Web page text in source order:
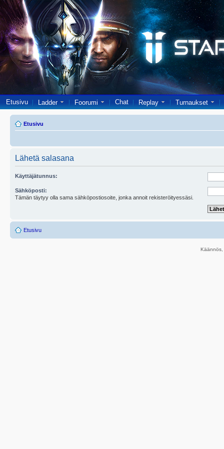
Etusivu Ladder Foorumi Chat Replay Turnaukset
Etusivu
Lähetä salasana
Käyttäjätunnus:
Sähköposti:
Tämän täytyy olla sama sähköpostiosoite, jonka annoit rekisteröityessäsi.
Etusivu